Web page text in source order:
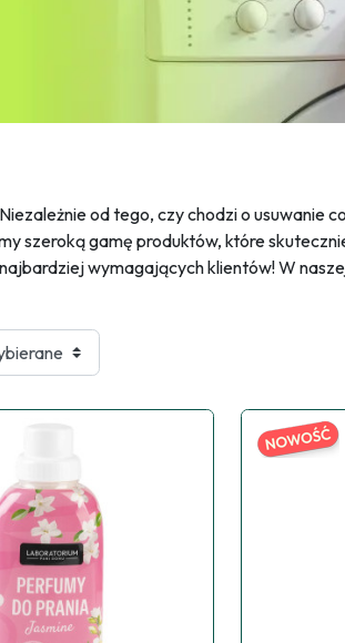
od tego, czy chodzi o
szeroką gamę produktów, które
wymagających klientów! W